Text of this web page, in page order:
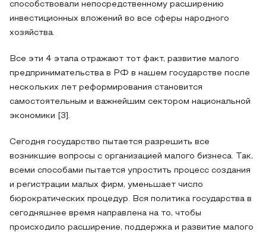
способствовали непосредственному расширению
инвестиционных вложений во все сферы народного
хозяйства.
Все эти 4 этапа отражают тот факт, развитие малого
предпринимательства в РФ в нашем государстве после
нескольких лет реформирования становится
самостоятельным и важнейшим сектором национальной
экономики [3].
Сегодня государство пытается разрешить все
возникшие вопросы с организацией малого бизнеса. Так,
всеми способами пытается упростить процесс создания
и регистрации малых фирм, уменьшает число
бюрократических процедур. Вся политика государства в
сегодняшнее время направлена на то, чтобы
происходило расширение, поддержка и развитие малого